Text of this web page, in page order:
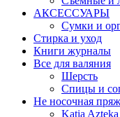
АКСЕССУАРЫ
Сумки и
Стирка и уход
Книги журналы
Все для валяния
Шерсть
Спицы и
Не носочная
Katia